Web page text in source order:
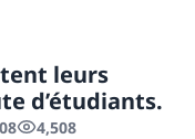
leurs
d’étudiants.
4,508